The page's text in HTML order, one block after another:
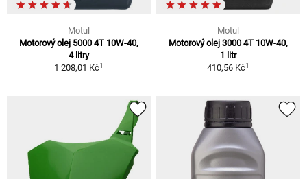
Motul
Motorový olej 5000 4T 10W-40,
4 litry
1 208,01 Kč1
Motul
Motorový olej 3000 4T 10W-40,
1 litr
410,56 Kč1